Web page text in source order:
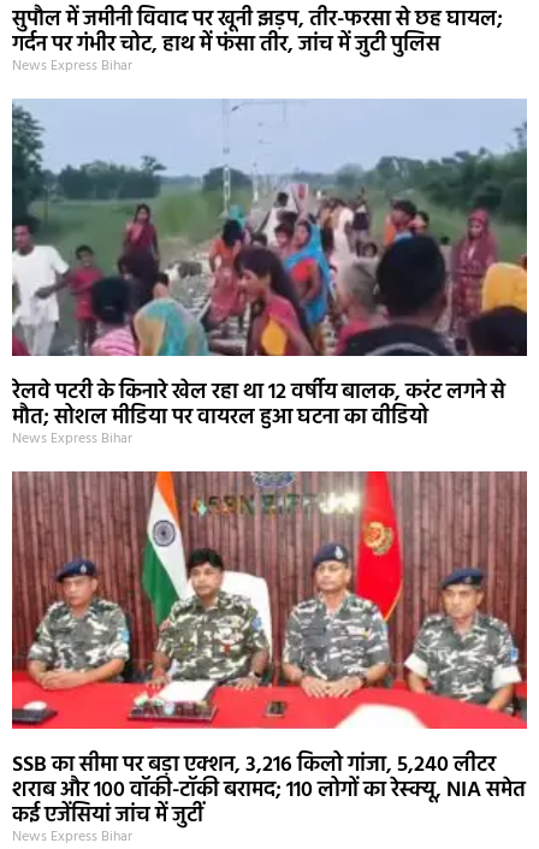
सुपौल में जमीनी विवाद पर खूनी झड़प, तीर-फरसा से छह घायल;
गर्दन पर गंभीर चोट, हाथ में फंसा तीर, जांच में जुटी पुलिस
News Express Bihar
रेलवे पटरी के किनारे खेल रहा था 12 वर्षीय बालक, करंट लगने से
मौत; सोशल मीडिया पर वायरल हुआ घटना का वीडियो
News Express Bihar
SSB का सीमा पर बड़ा एक्शन, 3,216 किलो गांजा, 5,240 लीटर
शराब और 100 वॉकी-टॉकी बरामद; 110 लोगों का रेस्क्यू, NIA समेत
कई एजेंसियां जांच में जुटीं
News Express Bihar